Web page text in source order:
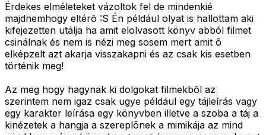
Érdekes elméleteket vázoltok fel de mindenkié
majdnemhogy eltérõ :S Én például olyat is hallottam aki
kifejezetten utálja ha amit elolvasott könyv abból filmet
csinálnak és nem is nézi meg sosem mert amit õ
elképzelt azt akarja visszakapni és az csak kis esetben
történik meg!
Az meg hogy hagynak ki dolgokat filmekbõl az
szerintem nem igaz csak ugye például egy tájleírás vagy
egy karakter leírása egy könyvben illetve a szoba a táj a
kinézetek a hangja a szereplõnek a mimikája az mind